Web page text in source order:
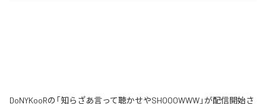
DoNYKooRの「知らざあ言って聴かせやSHOOOWWW」が配信開始さ